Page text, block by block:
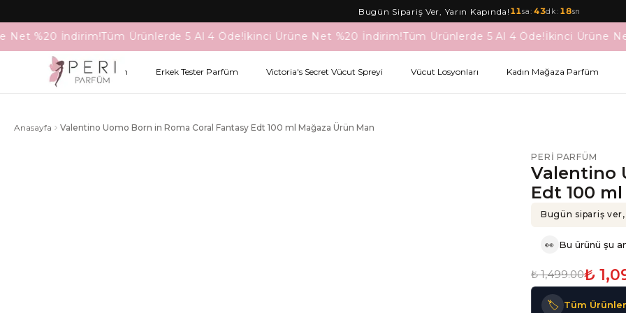
Bugün Sipariş Ver, Yarın Kapında! 11sa : 43dk : 18sn
Net %20 İndirim!Tüm Ürünlerde 5 Al 4 Öde!İkinci Ürüne Net %20 İndirim!Tüm Ürünlerde 5 Al 4 Öde!İkinci Ürüne
Kadın Tester Parfüm Erkek Tester Parfüm Victoria's Secret Vücut Spreyi Vücut Losyonları Kadın Mağaza Parfüm
Anasayfa Valentino Uomo Born in Roma Coral Fantasy Edt 100 ml Mağaza Ürün Man
PERI PARFÜM
Valentino
Edt 100
Bugün sipariş ver,
👀 Bu ürünü şu
₺ 1,499.00₺
🏷️ Tüm